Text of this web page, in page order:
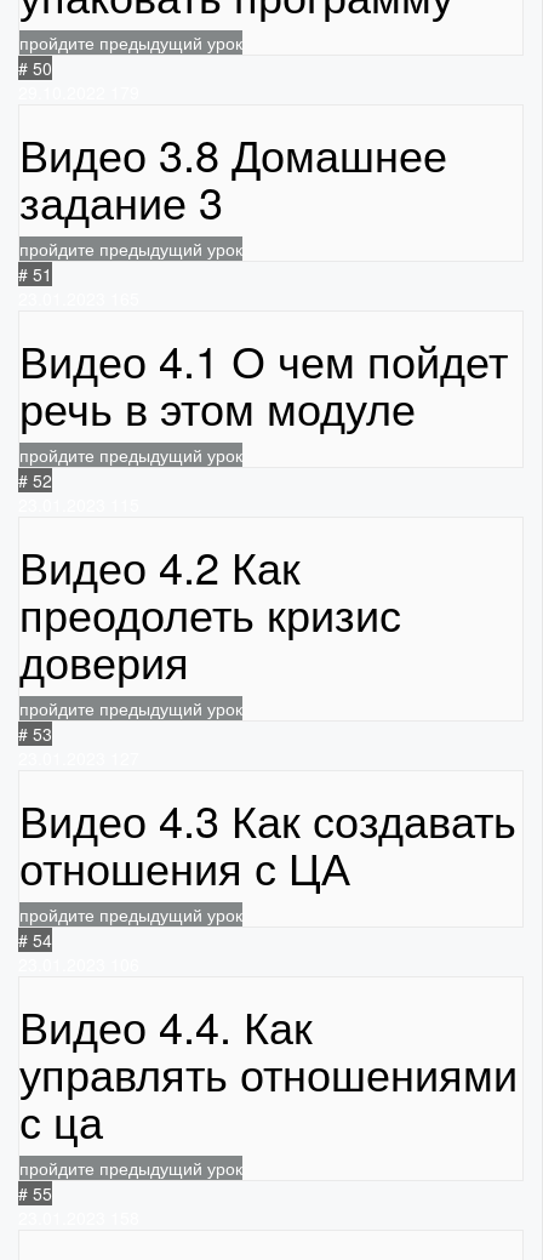
пройдите предыдущий урок
# 50
Видео 3.8 Домашнее
задание 3
пройдите предыдущий урок
# 51
Видео 4.1 О чем пойдет
речь в этом модуле
пройдите предыдущий урок
# 52
Видео 4.2 Как
преодолеть кризис
доверия
пройдите предыдущий урок
# 53
Видео 4.3 Как создавать
отношения с ЦА
пройдите предыдущий урок
# 54
Видео 4.4. Как
управлять отношениями
с ца
пройдите предыдущий урок
# 55